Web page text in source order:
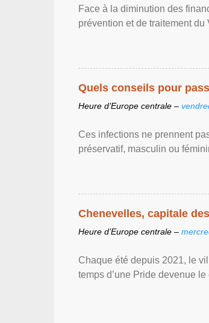
Face à la diminution des
prévention et de traitement du
Quels conseils pour
Heure d’Europe centrale –
Ces infections ne prennent
préservatif, masculin ou
Chenevelles, capitale
Heure d’Europe centrale –
Chaque été depuis 2021, le
temps d’une Pride devenue